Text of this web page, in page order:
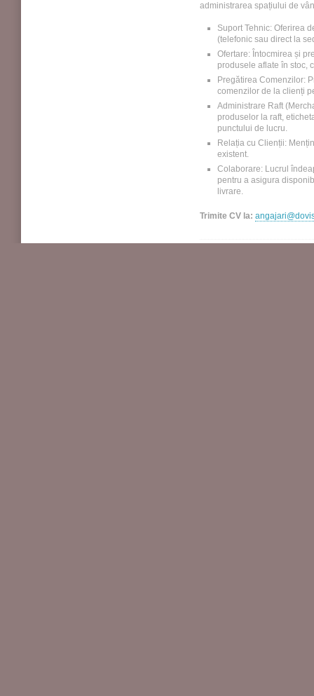
administrarea spațiului de
Suport Tehnic: Oferirea
(telefonic sau direct la
Ofertare: Întocmirea și
produsele aflate în stoc,
Pregătirea Comenzilor:
comenzilor de la clienți
Administrare Raft
produselor la raft,
punctului de lucru.
Relația cu Clienții:
existent.
Colaborare: Lucrul
pentru a asigura
livrare.
Trimite CV la: